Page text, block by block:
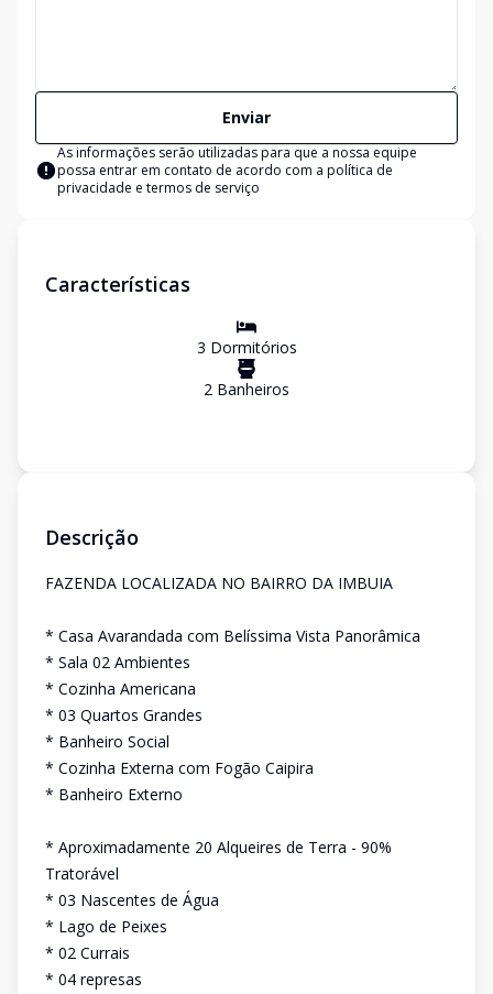
Enviar
As informações serão utilizadas para que a nossa equipe
possa entrar em contato de acordo com a política de
privacidade e termos de serviço
Características
3 Dormitórios
2 Banheiros
Descrição
FAZENDA LOCALIZADA NO BAIRRO DA IMBUIA
* Casa Avarandada com Belíssima Vista Panorâmica
* Sala 02 Ambientes
* Cozinha Americana
* 03 Quartos Grandes
* Banheiro Social
* Cozinha Externa com Fogão Caipira
* Banheiro Externo
* Aproximadamente 20 Alqueires de Terra - 90%
Tratorável
* 03 Nascentes de Água
* Lago de Peixes
* 02 Currais
* 04 represas